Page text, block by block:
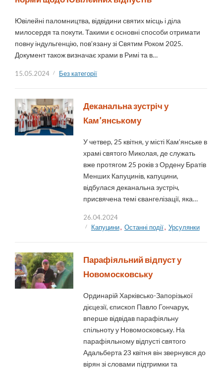
Ювілейні паломництва, відвідини святих місць і діла
милосердя та покути. Такими є основні способи отримати
повну індульгенцію, пов’язану зі Святим Роком 2025.
Документ також визначає храми в Римі та в…
15.05.2024 Без категорії
Деканальна зустріч у
Кам’янському
У четвер, 25 квітня, у місті Кам’янське в
храмі святого Миколая, де служать
вже протягом 25 років з Ордену Братів
Менших Капуцинів, капуцини,
відбулася деканальна зустріч,
присвячена темі євангелізації, яка…
26.04.2024
Капуцини, Останні події, Урсулянки
Парафіяльний відпуст у
Новомосковську
Ординарій Харківсько-Запорізької
дієцезії, єпископ Павло Гончарук,
вперше відвідав парафіяльну
спільноту у Новомосковську. На
парафіяльному відпусті святого
Адальберта 23 квітня він звернувся до
вірян зі словами підтримки та